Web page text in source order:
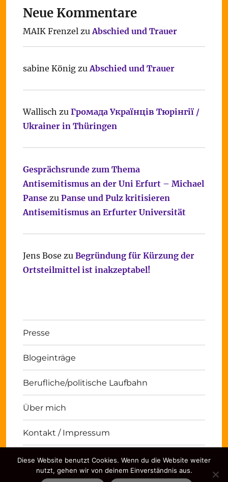
Neue Kommentare
MAIK FrenzelzuAbschied und Trauer
sabine KönigzuAbschied und Trauer
Wallisch zu Громада Українців Тюрінгії /
Ukrainer in Thüringen
Gesprächsrunde zum Thema
Antisemitismus an der Uni Erfurt – Michael
Pansezu Panse und Pulz kritisieren
Antisemitismus an Erfurter Universität
Jens Bose zu Begründung für Kürzung der
Ortsteilmittel ist inakzeptabel!
Presse
Blogeinträge
Berufliche/politische Laufbahn
Über mich
Kontakt / Impressum
Michael Panse Kontakt / Impressum
Stolz
präsentiert von WordPress
Diese Website benutzt Cookies. Wenn du die Website weiter
nutzt, gehen wir von deinem Einverständnis aus.